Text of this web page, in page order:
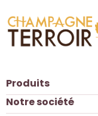
Produits
Notre société